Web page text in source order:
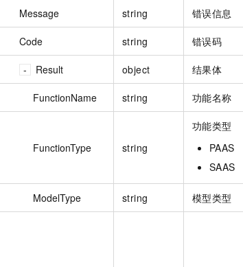
Message string 错误信息
Code string 错误码
Result object 结果体
FunctionName string 功能名称
FunctionType string
功能类型
PAAS
SAAS
ModelType string 模型类型